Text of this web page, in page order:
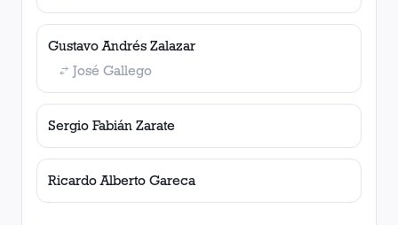
Gustavo Andrés Zalazar
José Gallego
Sergio Fabián Zarate
Ricardo Alberto Gareca